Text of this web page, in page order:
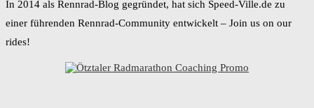
In 2014 als Rennrad-Blog gegründet, hat sich Speed-Ville.de zu
einer führenden Rennrad-Community entwickelt – Join us on our
rides!